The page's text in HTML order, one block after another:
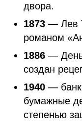
двора.
1873 — Лев
романом
1886 —
создан
1940 — банк
бумажные
степенью